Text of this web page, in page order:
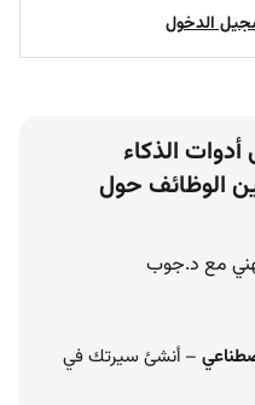
الدخول
الذكاء
الوظائف حول
مع د.جوب
– أنشئ سيرتك في